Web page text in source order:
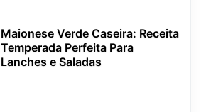
Maionese Verde Caseira: Receita
Temperada Perfeita Para
Lanches e Saladas